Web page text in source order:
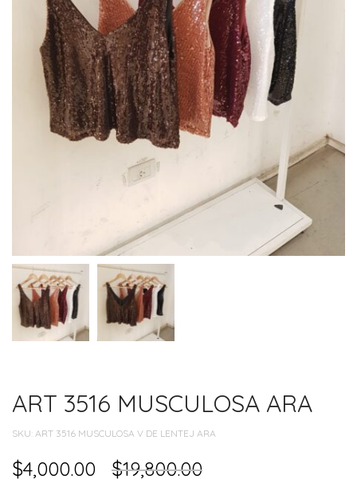
ART 3516 MUSCULOSA ARA
SKU: ART 3516 MUSCULOSA V DE LENTEJ ARA
$19,800.00
$4,000.00